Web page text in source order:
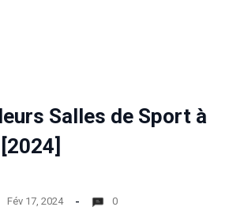
Salles de Sport à
Fév 17, 2024 0